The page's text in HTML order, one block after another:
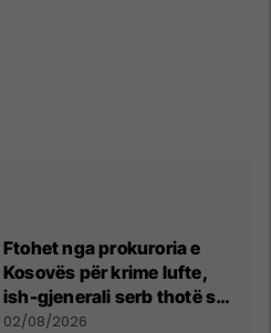
Ftohet nga prokuroria e
Kosovës për krime lufte,
ish-gjenerali serb thotë se
dikush e tradhtoi në
02/08/2026